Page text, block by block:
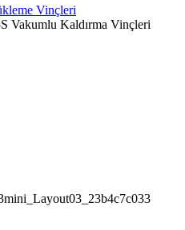
Vinçleri
Vakumlu Kaldırma Vinçleri